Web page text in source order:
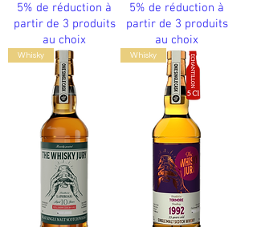
5% de réduction à
partir de 3 produits
au choix
5% de réduction à
partir de 3 produits
au choix
Whisky Whisky